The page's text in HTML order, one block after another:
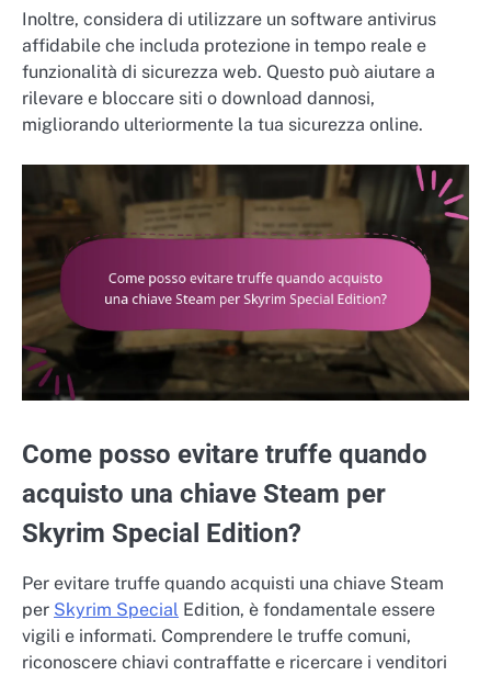
Inoltre, considera di utilizzare un software antivirus
affidabile che includa protezione in tempo reale e
funzionalità di sicurezza web. Questo può aiutare a
rilevare e bloccare siti o download dannosi,
migliorando ulteriormente la tua sicurezza online.
Come posso evitare truffe quando
acquisto una chiave Steam per
Skyrim Special Edition?
Per evitare truffe quando acquisti una chiave Steam
per Skyrim Special Edition, è fondamentale essere
vigili e informati. Comprendere le truffe comuni,
riconoscere chiavi contraffatte e ricercare i venditori